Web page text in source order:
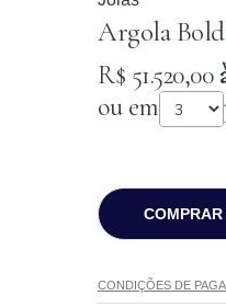
Argola Bold
R$ 51.520,00
ou em
CONDIÇÕES DE